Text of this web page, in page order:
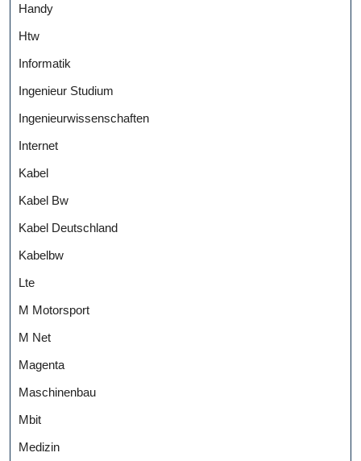
Handy
Htw
Informatik
Ingenieur Studium
Ingenieurwissenschaften
Internet
Kabel
Kabel Bw
Kabel Deutschland
Kabelbw
Lte
M Motorsport
M Net
Magenta
Maschinenbau
Mbit
Medizin